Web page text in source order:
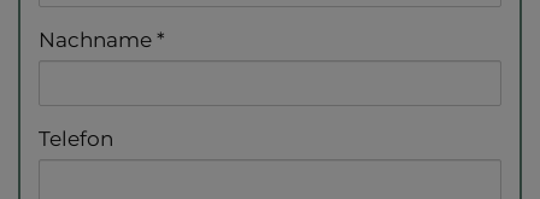
Nachname
Telefon